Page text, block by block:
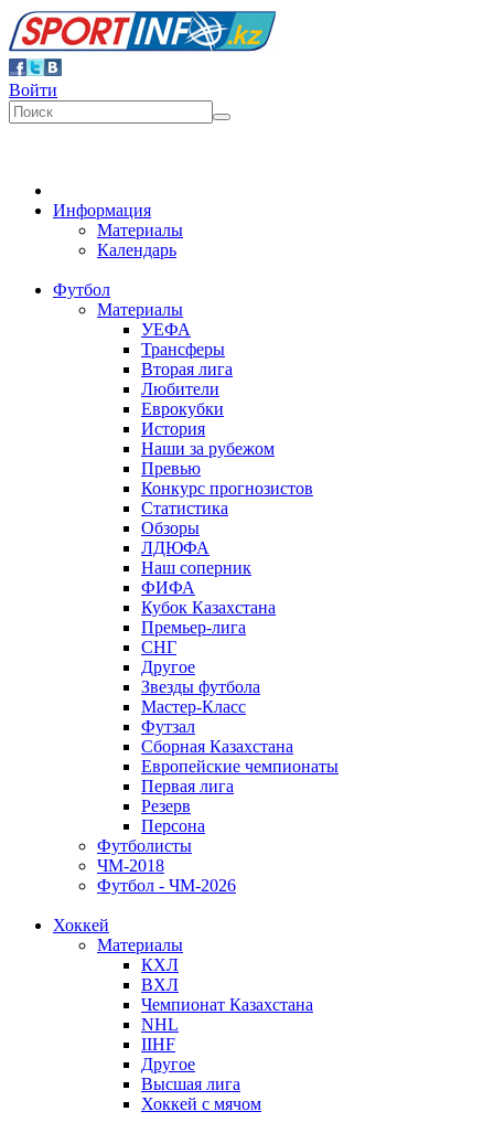
Войти
Информация
Материалы
Календарь
Футбол
Материалы
УЕФА
Трансферы
Вторая лига
Любители
Еврокубки
История
Наши за рубежом
Превью
Конкурс прогнозистов
Статистика
Обзоры
ЛДЮФА
Наш соперник
ФИФА
Кубок Казахстана
Премьер-лига
СНГ
Другое
Звезды футбола
Мастер-Класс
Футзал
Сборная Казахстана
Европейские чемпионаты
Первая лига
Резерв
Персона
Футболисты
ЧМ-2018
Футбол - ЧМ-2026
Хоккей
Материалы
КХЛ
ВХЛ
Чемпионат Казахстана
NHL
IIHF
Другое
Высшая лига
Хоккей с мячом